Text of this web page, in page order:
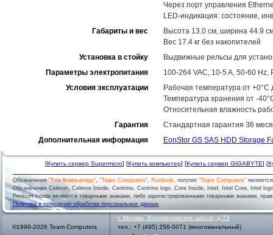
Через порт управления
LED-индикация: состояние,
Габариты и вес
Высота 13.0 см, ширина 44.9
Вес 17.4 кг без накопителей
Установка в стойку
Выдвижные рельсы для
Параметры электропитания
100-264 VAC, 10-5 A, 50-60 Hz,
Условия эксплуатации
Рабочая температура от +0°C
Температура хранения от -
Относительная влажность
Гарантия
Стандартная гарантия 36
Дополнительная информация
EonStor GS SAS HDD Storage
[Купить сервер Supermicro] [Купить компьютер] [Купить сервер GIGABYTE] [
Обозначения"Тим Компьютерс", "Team Computers", Runbook, логотип "Team Computers"
Обозначения Celeron, Celeron Inside, Centrino, Centrino logo, Core Inside, Intel, Intel Core, Intel
Pentium Inside являются товарными знаками, либо зарегистрированными товарными знаками,
Политика в отношении обработки персональных данных
©1999-2026 Team Computers
г. Москва
Волоколамское шоссе, д.73
тел.: +7 (495) 258-0071 (многоканальный)